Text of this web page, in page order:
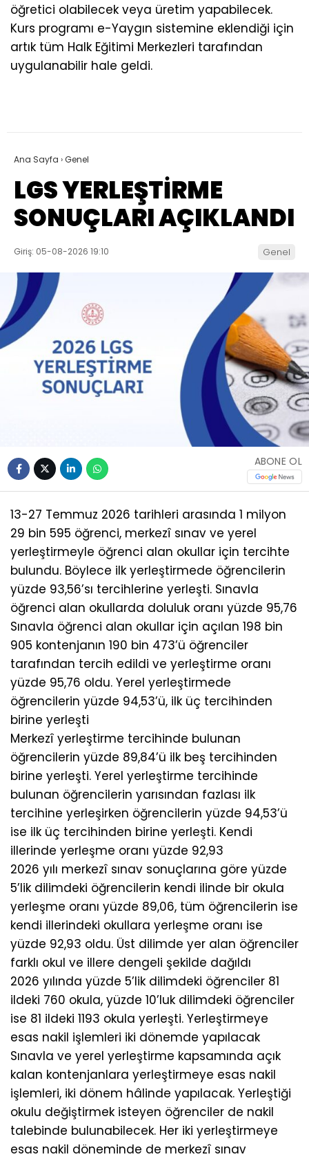
öğretici olabilecek veya üretim yapabilecek.
Kurs programı e-Yaygın sistemine eklendiği için
artık tüm Halk Eğitimi Merkezleri tarafından
uygulanabilir hale geldi.
Ana Sayfa ›Genel
LGS YERLEŞTİRME
SONUÇLARI AÇIKLANDI
Giriş: 05-08-2026 19:10 Genel
ABONE OL
13-27 Temmuz 2026 tarihleri arasında 1 milyon
29 bin 595 öğrenci, merkezî sınav ve yerel
yerleştirmeyle öğrenci alan okullar için tercihte
bulundu. Böylece ilk yerleştirmede öğrencilerin
yüzde 93,56’sı tercihlerine yerleşti. Sınavla
öğrenci alan okullarda doluluk oranı yüzde 95,76
Sınavla öğrenci alan okullar için açılan 198 bin
905 kontenjanın 190 bin 473’ü öğrenciler
tarafından tercih edildi ve yerleştirme oranı
yüzde 95,76 oldu. Yerel yerleştirmede
öğrencilerin yüzde 94,53’ü, ilk üç tercihinden
birine yerleşti
Merkezî yerleştirme tercihinde bulunan
öğrencilerin yüzde 89,84’ü ilk beş tercihinden
birine yerleşti. Yerel yerleştirme tercihinde
bulunan öğrencilerin yarısından fazlası ilk
tercihine yerleşirken öğrencilerin yüzde 94,53’ü
ise ilk üç tercihinden birine yerleşti. Kendi
illerinde yerleşme oranı yüzde 92,93
2026 yılı merkezî sınav sonuçlarına göre yüzde
5’lik dilimdeki öğrencilerin kendi ilinde bir okula
yerleşme oranı yüzde 89,06, tüm öğrencilerin ise
kendi illerindeki okullara yerleşme oranı ise
yüzde 92,93 oldu. Üst dilimde yer alan öğrenciler
farklı okul ve illere dengeli şekilde dağıldı
2026 yılında yüzde 5’lik dilimdeki öğrenciler 81
ildeki 760 okula, yüzde 10’luk dilimdeki öğrenciler
ise 81 ildeki 1193 okula yerleşti. Yerleştirmeye
esas nakil işlemleri iki dönemde yapılacak
Sınavla ve yerel yerleştirme kapsamında açık
kalan kontenjanlara yerleştirmeye esas nakil
işlemleri, iki dönem hâlinde yapılacak. Yerleştiği
okulu değiştirmek isteyen öğrenciler de nakil
talebinde bulunabilecek. Her iki yerleştirmeye
esas nakil döneminde de merkezî sınav